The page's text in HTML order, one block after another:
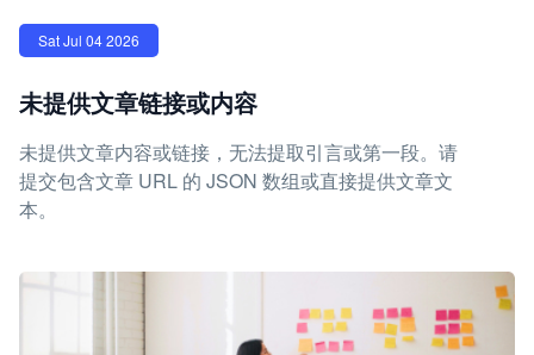
Sat Jul 04 2026
未提供文章链接或内容
未提供文章内容或链接，无法提取引言或第一段。请
提交包含文章 URL 的 JSON 数组或直接提供文章文
本。